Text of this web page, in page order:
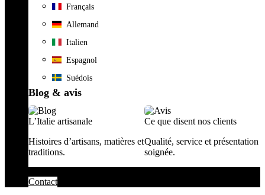
Français
Allemand
Italien
Espagnol
Suédois
Blog & avis
L’Italie artisanale
Histoires d’artisans, matières et
traditions.
Ce que disent nos clients
Qualité, service et présentation
soignée.
Contact